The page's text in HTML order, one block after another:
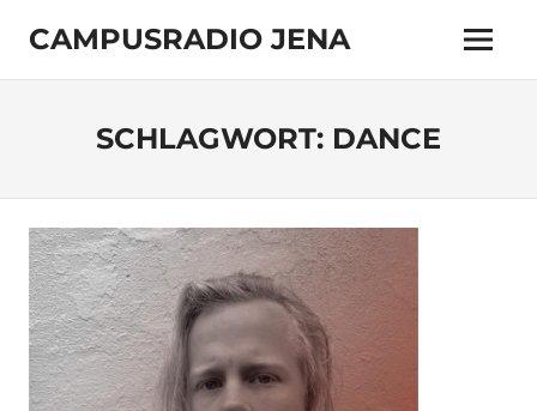
Inhalt
springen
CAMPUSRADIO JENA
103.4
Menü
SCHLAGWORT: DANCE